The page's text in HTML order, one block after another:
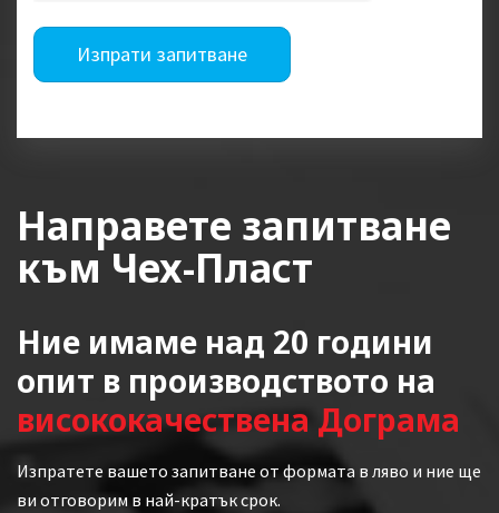
Изпрати запитване
Направете запитване
към Чех-Пласт
Ние имаме над 20 години
опит в производството на
висококачествена Дограма
Изпратете вашето запитване от формата в ляво и ние ще
ви отговорим в най-кратък срок.